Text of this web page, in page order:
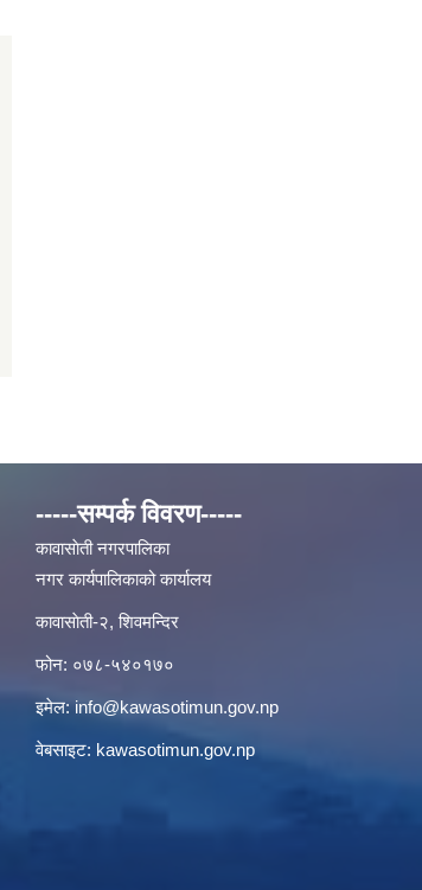
-----सम्पर्क विवरण-----
कावासाेती नगरपालिका
नगर कार्यपालिकाको कार्यालय
कावासाेती-२, शिवमन्दिर
फोन: ०७८-५४०१७०
इमेल:info@kawasotimun.gov.np
वेबसाइट: kawasotimun.gov.np